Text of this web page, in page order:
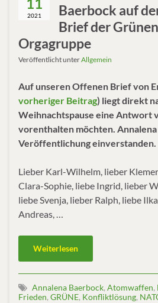
2021
Baerbock auf
Brief der
Orgagruppe
Veröffentlicht unterAllgemein
Auf unseren Offenen Brief von
vorheriger Beitrag) liegt direkt
Weihnachtspause eine Antwort
vorenthalten möchten.
Veröffentlichung einverstanden.
Lieber Karl-Wilhelm, lieber
Clara-Sophie, liebe Ingrid, lieber
liebe Svenja, lieber Ralph, liebe
Andreas, …
Weiterlesen
Annalena Baerbock, Atomwaffen,
Frieden, GRÜNE, Konfliktlösung,